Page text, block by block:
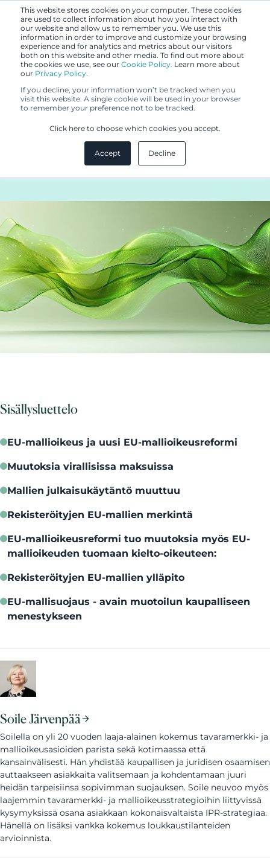
This website stores cookies on your computer. These cookies
are used to collect information about how you interact with
our website and allow us to remember you. We use this
information in order to improve and customize your browsing
experience and for analytics and metrics about our visitors
both on this website and other media. To find out more about
the cookies we use, see our Cookie Policy. Learn more about
our Privacy Policy.
If you decline, your information won’t be tracked when you
visit this website. A single cookie will be used in your browser
to remember your preference not to be tracked.
Click here to choose which cookies you accept.
Accept Decline
30.4.2025
EU-mallioikeusreformi -
muotoilun suojaamisen uusi
Sisällysluettelo
EU-mallioikeus ja uusi EU-mallioikeusreformi
Muutoksia virallisissa maksuissa
Mallien julkaisukäytäntö muuttuu
Rekisteröityjen EU-mallien merkintä
EU-mallioikeusreformi tuo muutoksia myös EU-
mallioikeuden tuomaan kielto-oikeuteen:
Rekisteröityjen EU-mallien ylläpito
EU-mallisuojaus - avain muotoilun kaupalliseen
menestykseen
Soile Järvenpää
Soilella on yli 20 vuoden laaja-alainen kokemus tavaramerkki- ja
mallioikeusasioiden parista sekä kotimaassa että
kansainvälisesti. Hän yhdistää kaupallisen ja juridisen osaamisen
auttaakseen asiakkaita valitsemaan ja kohdentamaan juuri
heidän tarpeisiinsa sopivimman suojauksen. Soile neuvoo myös
laajemmin tavaramerkki- ja mallioikeusstrategioihin liittyvissä
kysymyksissä osana asiakkaan kokonaisvaltaista IPR-strategiaa.
Hänellä on lisäksi vankka kokemus loukkaustilanteiden
arvioinnista.